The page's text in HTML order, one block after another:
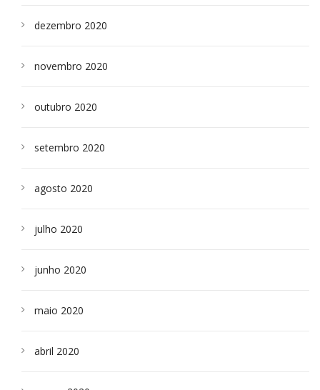
dezembro 2020
novembro 2020
outubro 2020
setembro 2020
agosto 2020
julho 2020
junho 2020
maio 2020
abril 2020